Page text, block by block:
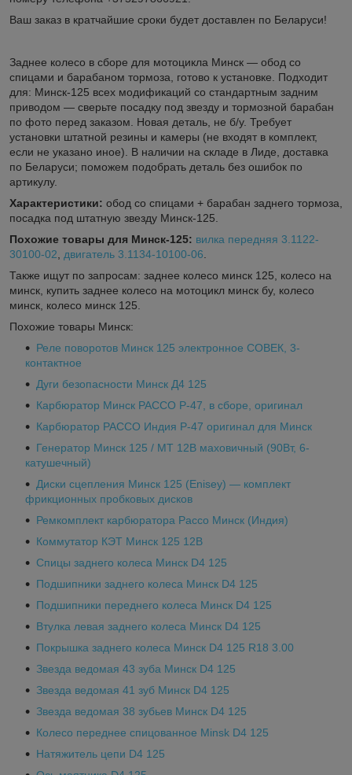
Ваш заказ в кратчайшие сроки будет доставлен по Беларуси!
Заднее колесо в сборе для мотоцикла Минск — обод со
спицами и барабаном тормоза, готово к установке. Подходит
для: Минск-125 всех модификаций со стандартным задним
приводом — сверьте посадку под звезду и тормозной барабан
по фото перед заказом. Новая деталь, не б/у. Требует
установки штатной резины и камеры (не входят в комплект,
если не указано иное). В наличии на складе в Лиде, доставка
по Беларуси; поможем подобрать деталь без ошибок по
артикулу.
Характеристики: обод со спицами + барабан заднего тормоза,
посадка под штатную звезду Минск-125.
Похожие товары для Минск-125: вилка передняя 3.1122-
30100-02
двигатель 3.1134-10100-06
Также ищут по запросам: заднее колесо минск 125, колесо на
минск, купить заднее колесо на мотоцикл минск бу, колесо
минск, колесо минск 125.
Похожие товары Минск:
Реле поворотов Минск 125 электронное СОВЕК, 3-
контактное
Дуги безопасности Минск Д4 125
Карбюратор Минск PACCO Р-47, в сборе, оригинал
Карбюратор PACCO Индия Р-47 оригинал для Минск
Генератор Минск 125 / МТ 12В маховичный (90Вт, 6-
катушечный)
Диски сцепления Минск 125 (Enisey) — комплект
фрикционных пробковых дисков
Ремкомплект карбюратора Pacco Минск (Индия)
Коммутатор КЭТ Минск 125 12В
Спицы заднего колеса Минск D4 125
Подшипники заднего колеса Минск D4 125
Подшипники переднего колеса Минск D4 125
Втулка левая заднего колеса Минск D4 125
Покрышка заднего колеса Минск D4 125 R18 3.00
Звезда ведомая 43 зуба Минск D4 125
Звезда ведомая 41 зуб Минск D4 125
Звезда ведомая 38 зубьев Минск D4 125
Колесо переднее спицованное Minsk D4 125
Натяжитель цепи D4 125